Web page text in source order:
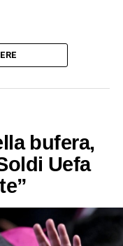
bufera,
Uefa